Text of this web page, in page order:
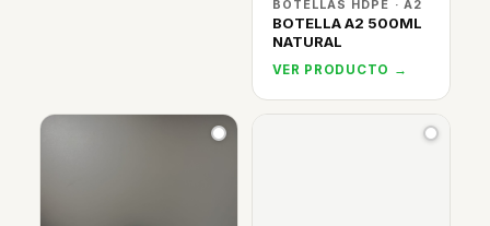
BOTELLAS HDPE · A2
BOTELLA A2 500ML
NATURAL
VER PRODUCTO →